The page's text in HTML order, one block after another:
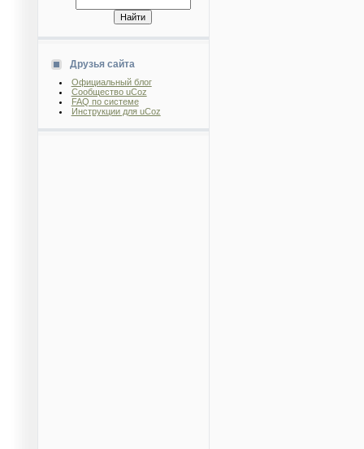
Друзья сайта
Официальный блог
Сообщество uCoz
FAQ по системе
Инструкции для uCoz